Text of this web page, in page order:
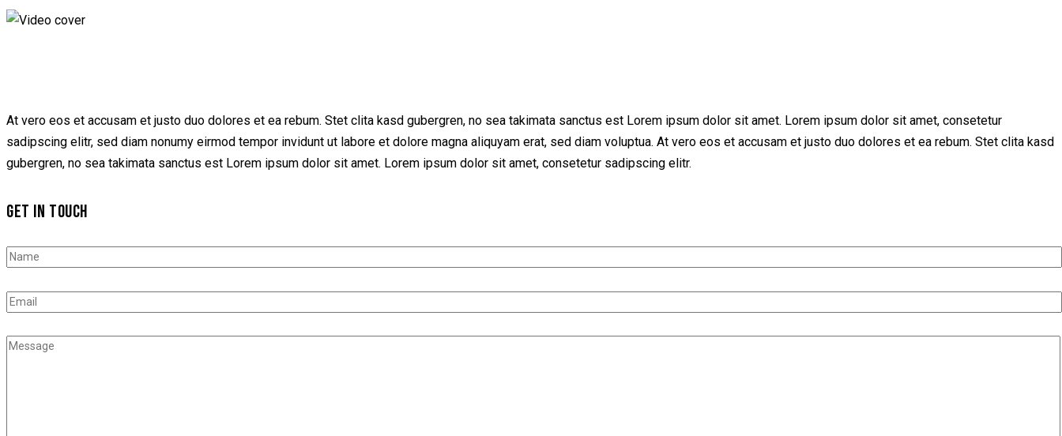
At vero eos et accusam et justo duo dolores et ea rebum. Stet clita kasd gubergren, no sea takimata sanctus est Lorem ipsum dolor sit amet. Lorem ipsum dolor sit amet, consetetur
sadipscing elitr, sed diam nonumy eirmod tempor invidunt ut labore et dolore magna aliquyam erat, sed diam voluptua. At vero eos et accusam et justo duo dolores et ea rebum. Stet clita kasd
gubergren, no sea takimata sanctus est Lorem ipsum dolor sit amet. Lorem ipsum dolor sit amet, consetetur sadipscing elitr.
GET IN TOUCH